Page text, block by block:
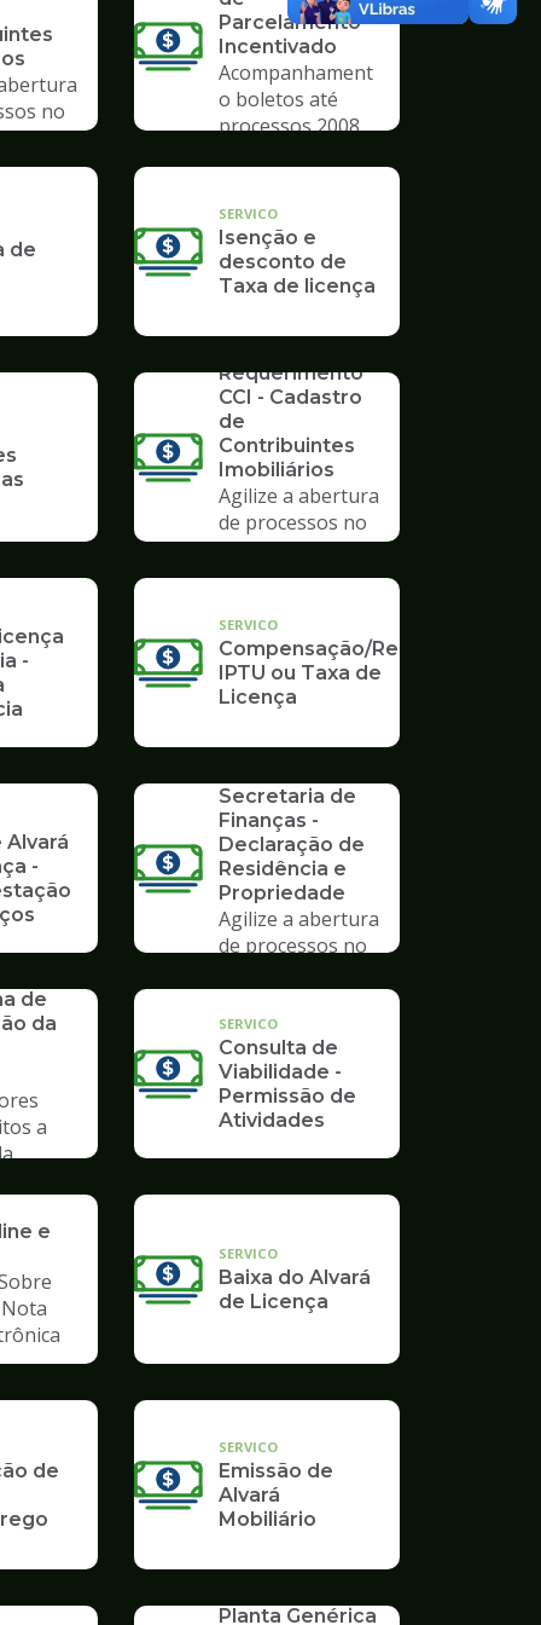
no
Parcelamento
Incentivado
Acompanhament
o boletos até
processos 2008
de
SERVICO
Isenção e
desconto de
Taxa de licença
Requerimento
CCI - Cadastro
de
Contribuintes
Imobiliários
Agilize a abertura
de processos no
Poupatempo
-
SERVICO
Compensação/Restituição
IPTU ou Taxa de
Licença
Alvará
-
SERVICO
Secretaria de
Finanças -
Declaração de
Residência e
Propriedade
Agilize a abertura
de processos no
de
da
a
SERVICO
Consulta de
Viabilidade -
Permissão de
Atividades
e
SERVICO
Baixa do Alvará
de Licença
de
SERVICO
Emissão de
Alvará
Mobiliário
Planta Genérica